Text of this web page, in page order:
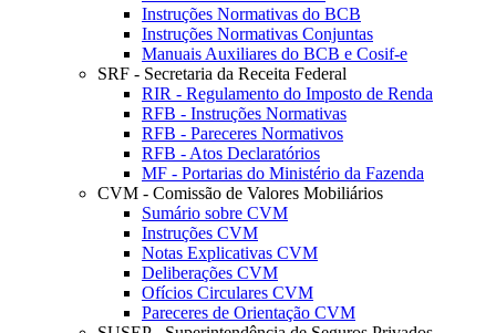
Instruções Normativas do BCB
Instruções Normativas Conjuntas
Manuais Auxiliares do BCB e Cosif-e
SRF - Secretaria da Receita Federal
RIR - Regulamento do Imposto de Renda
RFB - Instruções Normativas
RFB - Pareceres Normativos
RFB - Atos Declaratórios
MF - Portarias do Ministério da Fazenda
CVM - Comissão de Valores Mobiliários
Sumário sobre CVM
Instruções CVM
Notas Explicativas CVM
Deliberações CVM
Ofícios Circulares CVM
Pareceres de Orientação CVM